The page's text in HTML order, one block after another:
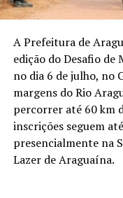
A Prefeitura de
edição do Desafio de
no dia 6 de julho, no
margens do Rio
percorrer até 60 km
inscrições seguem
presencialmente na
Lazer de Araguaína.